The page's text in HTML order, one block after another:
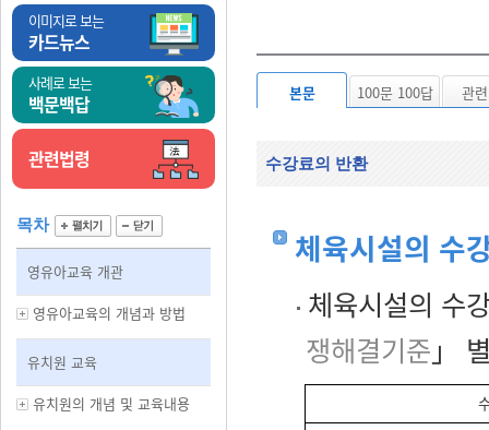
이미지로 보는
카드뉴스
사례로 보는
백문백답
관련법령
목차
영유아교육 개관
영유아교육의 개념과 방법
유치원 교육
유치원의 개념 및 교육내용
본문 100문 100답 관
수강료의 반환
체육시설의 수
체육시설의 수
쟁해결기준 」